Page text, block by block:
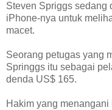
Steven Spriggs sedang
iPhone-nya untuk
macet.
Seorang petugas yang
Springgs itu sebagai
denda US$ 165.
Hakim yang